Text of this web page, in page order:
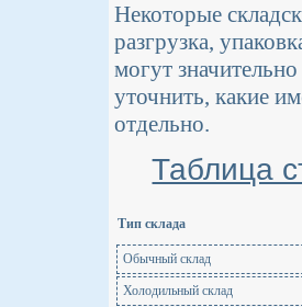
Некоторые
разгрузка,
могут
уточнить, какие
отдельно.
Таблица
Тип склада
Обычный склад
Холодильный склад